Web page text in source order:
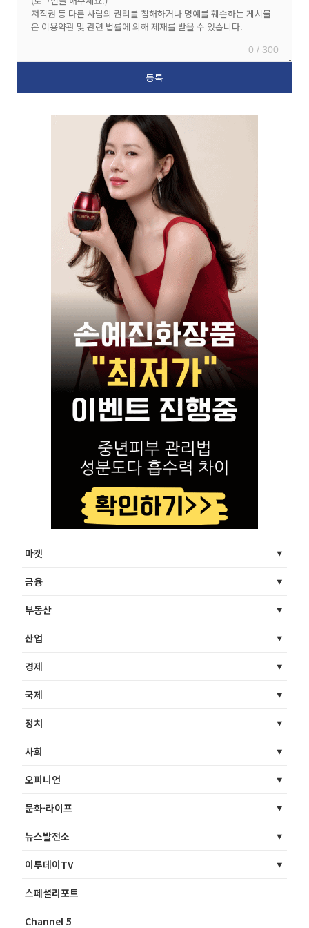
0 / 300
마켓
금융
부동산
산업
경제
국제
정치
사회
오피니언
문화·라이프
뉴스발전소
이투데이TV
스페셜리포트
Channel 5